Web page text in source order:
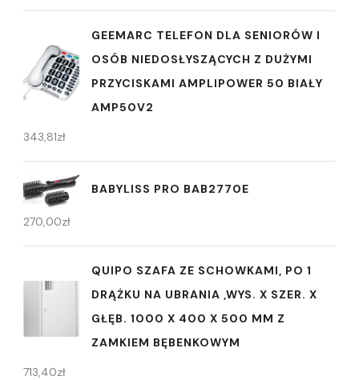
GEEMARC TELEFON DLA SENIORÓW I
OSÓB NIEDOSŁYSZĄCYCH Z DUŻYMI
PRZYCISKAMI AMPLIPOWER 50 BIAŁY
AMP50V2
343,81zł
BABYLISS PRO BAB2770E
270,00zł
QUIPO SZAFA ZE SCHOWKAMI, PO 1
DRĄŻKU NA UBRANIA ,WYS. X SZER. X
GŁĘB. 1000 X 400 X 500 MM Z
ZAMKIEM BĘBENKOWYM
713,40zł